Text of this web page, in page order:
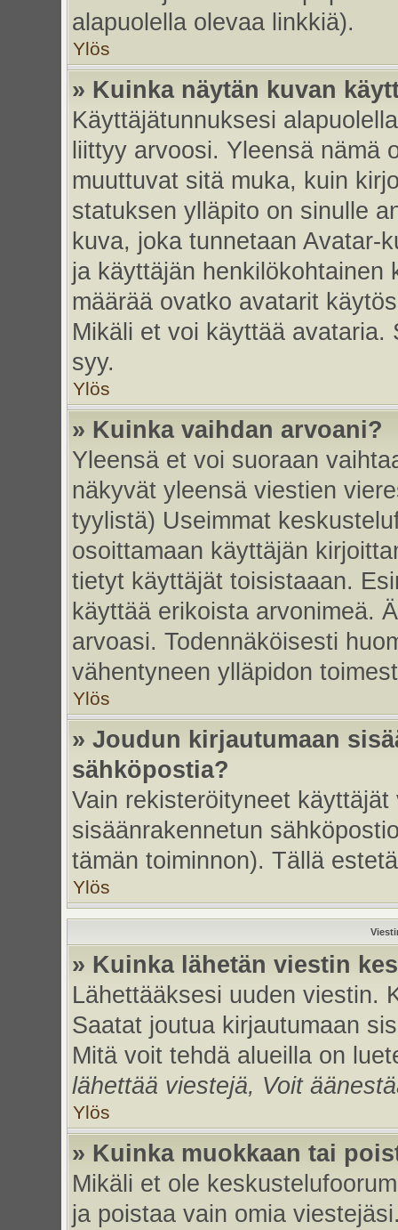
alapuolella olevaa linkkiä).
Ylös
» Kuinka näytän kuvan
Käyttäjätunnuksesi
liittyy arvoosi. Yleensä nämä
muuttuvat sitä muka, kuin
statuksen ylläpito on sinulle
kuva, joka tunnetaan Avatar-
ja käyttäjän henkilökohtainen
määrää ovatko avatarit
Mikäli et voi käyttää
syy.
Ylös
» Kuinka vaihdan arvoani?
Yleensä et voi suoraan
näkyvät yleensä viestien
tyylistä) Useimmat
osoittamaan käyttäjän
tietyt käyttäjät toisistaaan.
käyttää erikoista arvonimeä.
arvoasi. Todennäköisesti
vähentyneen ylläpidon
Ylös
» Joudun kirjautumaan
sähköpostia?
Vain rekisteröityneet
sisäänrakennetun
tämän toiminnon). Tällä
Ylös
» Kuinka lähetän viestin
Lähettääksesi uuden viestin.
Saatat joutua kirjautumaan
Mitä voit tehdä alueilla on
lähettää viestejä, Voit
Ylös
» Kuinka muokkaan tai
Mikäli et ole
ja poistaa vain omia